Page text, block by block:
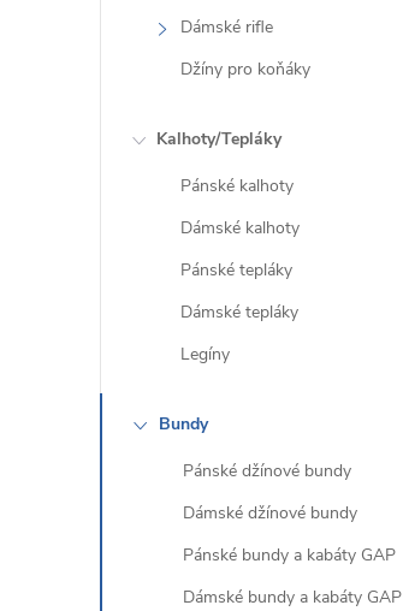
Dámské rifle
Džíny pro koňáky
Kalhoty/Tepláky
Pánské kalhoty
Dámské kalhoty
Pánské tepláky
Dámské tepláky
Legíny
Bundy
Pánské džínové bundy
Dámské džínové bundy
Pánské bundy a kabáty GAP
Dámské bundy a kabáty GAP